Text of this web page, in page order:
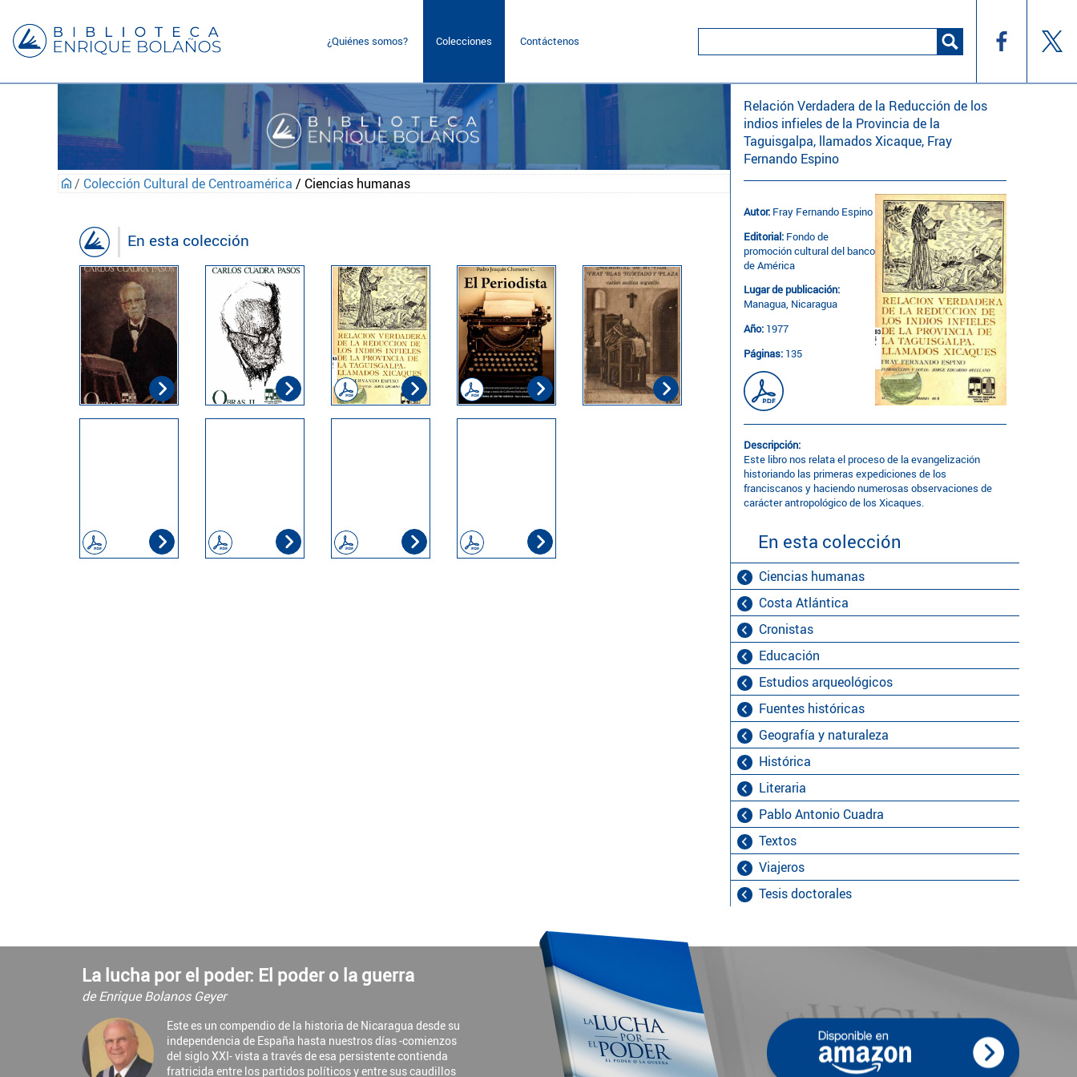
¿Quiénes somos? Colecciones Contáctenos
/ Colección Cultural de Centroamérica / Ciencias humanas
En esta colección
Relación Verdadera de la Reducción de los
indios infieles de la Provincia de la
Taguisgalpa, llamados Xicaque, Fray
Fernando Espino
Autor: Fray Fernando Espino
Editorial: Fondo de
promoción cultural del banco
de América
Lugar de publicación:
Managua, Nicaragua
Año: 1977
Páginas: 135
Descripción:
Este libro nos relata el proceso de la evangelización
historiando las primeras expediciones de los
franciscanos y haciendo numerosas observaciones de
carácter antropológico de los Xicaques.
En esta colección
Ciencias humanas
Costa Atlántica
Cronistas
Educación
Estudios arqueológicos
Fuentes históricas
Geografía y naturaleza
Histórica
Literaria
Pablo Antonio Cuadra
Textos
Viajeros
Tesis doctorales
La lucha por el poder: El poder o la guerra
de Enrique Bolanos Geyer
Este es un compendio de la historia de Nicaragua desde su
independencia de España hasta nuestros días -comienzos
del siglo XXI- vista a través de esa persistente contienda
fratricida entre los partidos políticos y entre sus caudillos